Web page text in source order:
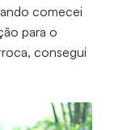
comecei
para o
consegui